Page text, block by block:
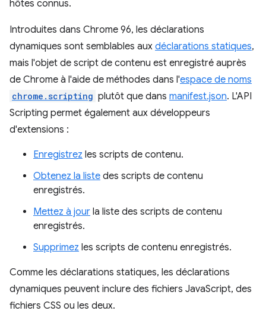
hôtes connus.
Introduites dans Chrome 96, les déclarations
dynamiques sont semblables aux déclarations statiques,
mais l'objet de script de contenu est enregistré auprès
de Chrome à l'aide de méthodes dans l'espace de noms
chrome.scripting plutôt que dans manifest.json. L'API
Scripting permet également aux développeurs
d'extensions :
Enregistrez les scripts de contenu.
Obtenez la liste des scripts de contenu
enregistrés.
Mettez à jour la liste des scripts de contenu
enregistrés.
Supprimez les scripts de contenu enregistrés.
Comme les déclarations statiques, les déclarations
dynamiques peuvent inclure des fichiers JavaScript, des
fichiers CSS ou les deux.